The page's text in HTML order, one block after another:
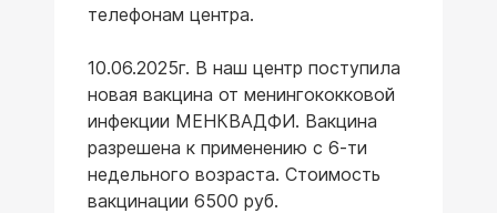
телефонам центра.
10.06.2025г. В наш центр поступила
новая вакцина от менингококковой
инфекции МЕНКВАДФИ. Вакцина
разрешена к применению с 6-ти
недельного возраста. Стоимость
вакцинации 6500 руб.